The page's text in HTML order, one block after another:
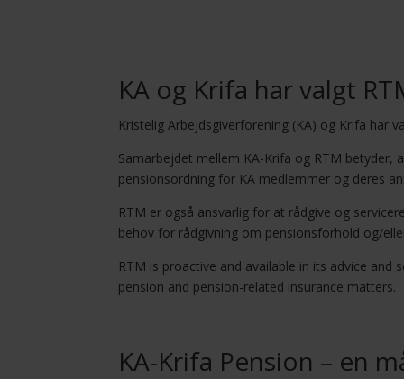
KA og Krifa har valgt
Kristelig Arbejdsgiverforening (KA) og Krifa har
Samarbejdet mellem KA-Krifa og RTM
pensionsordning for KA medlemmer og deres
RTM er også ansvarlig for at rådgive og
behov for rådgivning om pensionsforhold og/
RTM is proactive and available in its advice
pension and pension-related insurance matters.
KA-Krifa Pension – en